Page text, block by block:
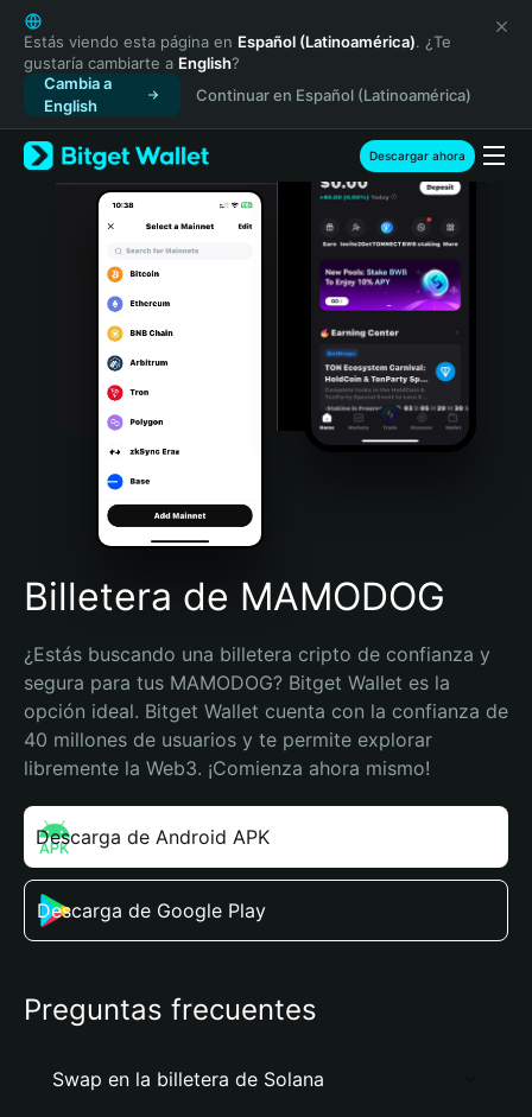
English
日本語
Tiếng Việt
Русский
Español (Latinoamérica)
Türkçe
Italiano
Português (Portugal)
Bahasa Indonesia
Português (Brasil)
Español (Argentina)
Estás viendo esta página en Español (Latinoamérica). ¿Te
gustaría cambiarte a English?
Cambia a
English
Continuar en Español (Latinoamérica)
Descargar ahora
Billetera de MAMODOG
¿Estás buscando una billetera cripto de confianza y
segura para tus MAMODOG? Bitget Wallet es la
opción ideal. Bitget Wallet cuenta con la confianza de
40 millones de usuarios y te permite explorar
libremente la Web3. ¡Comienza ahora mismo!
Descarga de Android APK
Descarga de Google Play
Preguntas frecuentes
Swap en la billetera de Solana